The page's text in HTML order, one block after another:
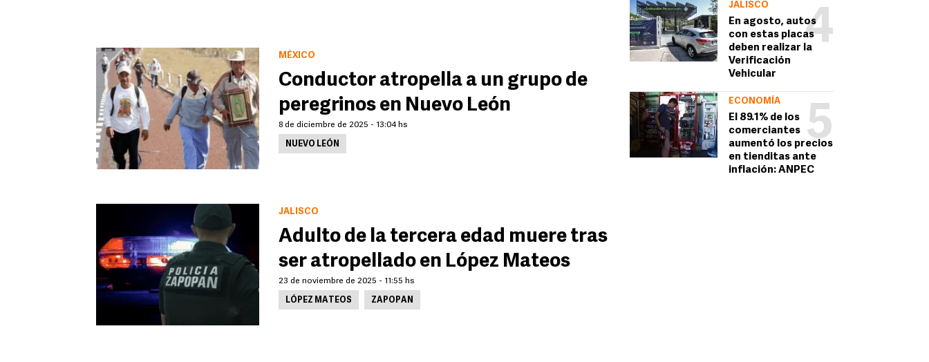
4
JALISCO
En agosto, autos
con estas placas
deben realizar la
Verificación
Vehicular
5
ECONOMÍA
El 89.1% de los
comerciantes
aumentó los precios
en tienditas ante
inflación: ANPEC
MÉXICO
Conductor atropella a un grupo de
peregrinos en Nuevo León
8 de diciembre de 2025 - 13:04 hs
NUEVO LEÓN
JALISCO
Adulto de la tercera edad muere tras
ser atropellado en López Mateos
23 de noviembre de 2025 - 11:55 hs
LÓPEZ MATEOS ZAPOPAN